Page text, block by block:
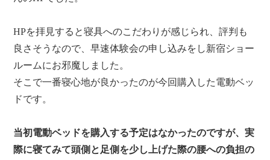
HPを拝見すると寝具へのこだわりが感じられ、評判も
良さそうなので、早速体験会の申し込みをし新宿ショー
ルームにお邪魔しました。
そこで一番寝心地が良かったのが今回購入した電動ベッ
ドです。
当初電動ベッドを購入する予定はなかったのですが、実
際に寝てみて頭側と足側を少し上げた際の腰への負担の